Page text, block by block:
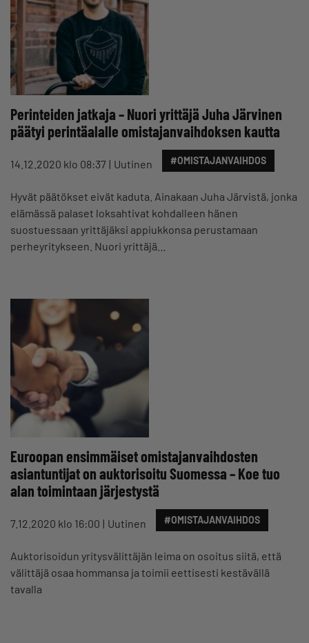
Perinteiden jatkaja – Nuori yrittäjä Juha Järvinen
päätyi perintäalalle omistajanvaihdoksen kautta
14.12.2020 klo 08:37 Uutinen #OMISTAJANVAIHDOS
Hyvät päätökset eivät kaduta. Ainakaan Juha Järvistä, jonka
elämässä palaset loksahtivat kohdalleen hänen
suostuessaan yrittäjäksi appiukkonsa perustamaan
perheyritykseen. Nuori yrittäjä…
Euroopan ensimmäiset omistajanvaihdosten
asiantuntijat on auktorisoitu Suomessa – Koe tuo
alan toimintaan järjestystä
7.12.2020 klo 16:00 Uutinen #OMISTAJANVAIHDOS
Auktorisoidun yritysvälittäjän leima on osoitus siitä, että
välittäjä osaa hommansa ja toimii eettisesti kestävällä
tavalla